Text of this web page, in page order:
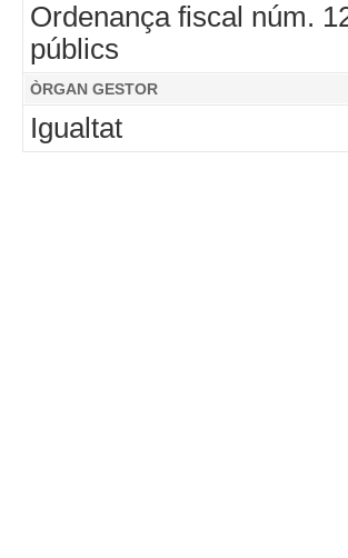
Ordenança fiscal núm.
públics
ÒRGAN GESTOR
Igualtat